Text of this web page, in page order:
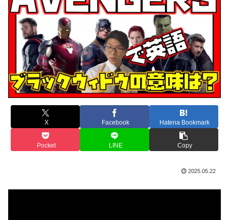
X Facebook Hatena Bookmark
Pocket LINE Copy
2025.05.22